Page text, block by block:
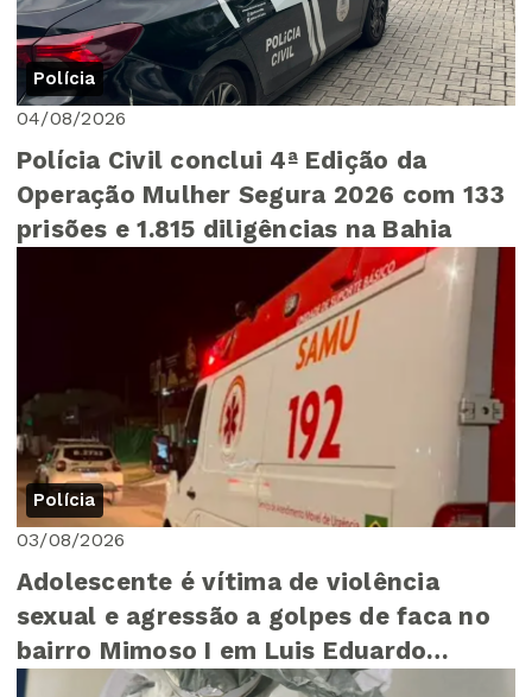
Polícia
04/08/2026
Polícia Civil conclui 4ª Edição da
Operação Mulher Segura 2026 com 133
prisões e 1.815 diligências na Bahia
Polícia
03/08/2026
Adolescente é vítima de violência
sexual e agressão a golpes de faca no
bairro Mimoso I em Luis Eduardo
Magalhães